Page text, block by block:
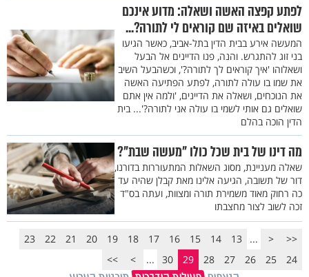
לפתע קפצה האשה ושאלה: מדוע אינכם
שואלים באיזה שם קוראים לי לתורה?...
המעשה אירע בבית הדין בתל-אביב, כאשר הגיעו
בני זוג להתגרש. והנה, פנו הדיינים אל הבעל
ושאלוהו 'איך קוראים לך לתורה?', וכשהבעל השיב
את שמו בו עולה לתורה, לפתע הפתיעה האשה
את הנוכחים, ושאלה את הדיינים, 'ולמה אין אתם
שואלים גם אותי לשמי בו עולה אני לתורה?'... בית
הדין הוכה בהלם
מה דינו של בית שכל כולו "מעשה שבת"?
שאלה מעניינת, מסוג השאלות המתעוררות בדורנו,
דור של תשובה, הגיעה אלינו מאת קבלן שהיה עד
כה רחוק מאוד משמירת תורה ומצוות, ועתה בס"ד
זכה לשוב לצור מחצבתו
<<
<
...
13
14
15
16
17
18
19
20
21
22
23
24
25
26
27
28
29
30
...
>
>>